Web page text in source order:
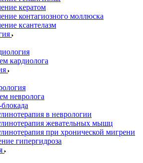
кератом
контагиозного моллюска
ксантелазм
кардиолога
невролога
в неврологии
жевательных мышц
при хронической мигрени
гипергидроза